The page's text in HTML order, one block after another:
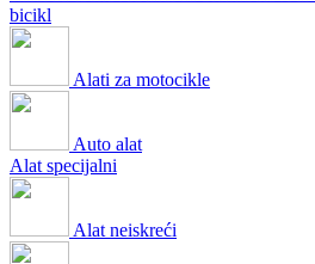
bicikl
Alati za motocikle
Auto alat
Alat specijalni
Alat neiskreći